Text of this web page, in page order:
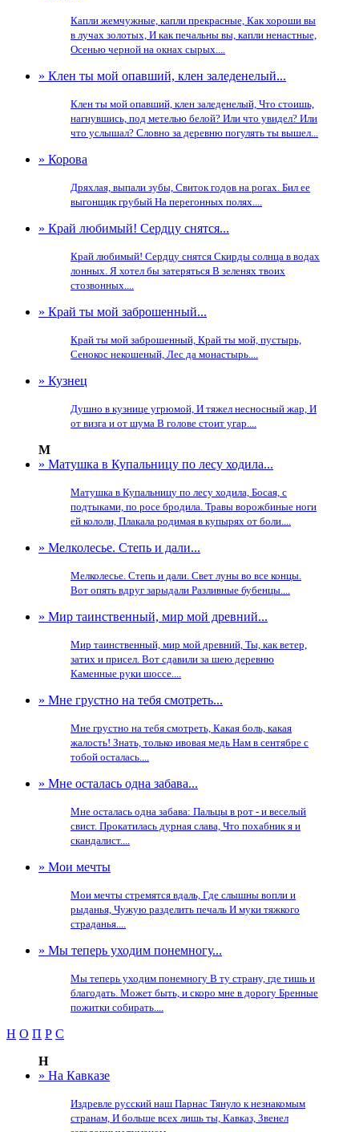
Капли жемчужные, капли прекрасные, Как хороши вы
в лучах золотых, И как печальны вы, капли ненастные,
Осенью черной на окнах сырых....
» Клен ты мой опавший, клен заледенелый...
Клен ты мой опавший, клен заледенелый, Что стоишь,
нагнувшись, под метелью белой? Или что увидел? Или
что услышал? Словно за деревню погулять ты вышел...
» Корова
Дряхлая, выпали зубы, Свиток годов на рогах. Бил ее
выгонщик грубый На перегонных полях....
» Край любимый! Сердцу снятся...
Край любимый! Сердцу снятся Скирды солнца в водах
лонных. Я хотел бы затеряться В зеленях твоих
стозвонных....
» Край ты мой заброшенный...
Край ты мой заброшенный, Край ты мой, пустырь,
Сенокос некошеный, Лес да монастырь....
» Кузнец
Душно в кузнице угрюмой, И тяжел несносный жар, И
от визга и от шума В голове стоит угар....
М
» Матушка в Купальницу по лесу ходила...
Матушка в Купальницу по лесу ходила, Босая, с
подтыками, по росе бродила. Травы ворожбиные ноги
ей кололи, Плакала родимая в купырях от боли....
» Мелколесье. Степь и дали...
Мелколесье. Степь и дали. Свет луны во все концы.
Вот опять вдруг зарыдали Разливные бубенцы....
» Мир таинственный, мир мой древний...
Мир таинственный, мир мой древний, Ты, как ветер,
затих и присел. Вот сдавили за шею деревню
Каменные руки шоссе....
» Мне грустно на тебя смотреть...
Мне грустно на тебя смотреть, Какая боль, какая
жалость! Знать, только ивовая медь Нам в сентябре с
тобой осталась....
» Мне осталась одна забава...
Мне осталась одна забава: Пальцы в рот - и веселый
свист. Прокатилась дурная слава, Что похабник я и
скандалист....
» Мои мечты
Мои мечты стремятся вдаль, Где слышны вопли и
рыданья, Чужую разделить печаль И муки тяжкого
страданья....
» Мы теперь уходим понемногу...
Мы теперь уходим понемногу В ту страну, где тишь и
благодать. Может быть, и скоро мне в дорогу Бренные
пожитки собирать....
Н О П Р С
Н
» На Кавказе
Издревле русский наш Парнас Тянуло к незнакомым
странам, И больше всех лишь ты, Кавказ, Звенел